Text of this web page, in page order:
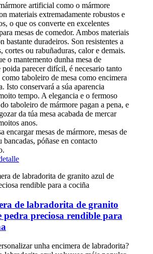
artificial como o mármore
materiais extremadamente robustos e
o que os converte en excelentes
mesas de comedor. Ambos materiais
bastante duradeiros. Son resistentes a
cortes ou rabuñaduras, calor e demais.
o mantemento dunha mesa de
poida parecer difícil, é necesario tanto
como taboleiro de mesa como encimera
Isto conservará a súa aparencia
tempo. A elegancia e o fermoso
taboleiro de mármore pagan a pena, e
da túa mesa acabada de mercar
anos.
encargar mesas de mármore, mesas de
bancadas, póñase en contacto
de labradorita de granito
pedra preciosa rendible para
unha encimera de labradorita?